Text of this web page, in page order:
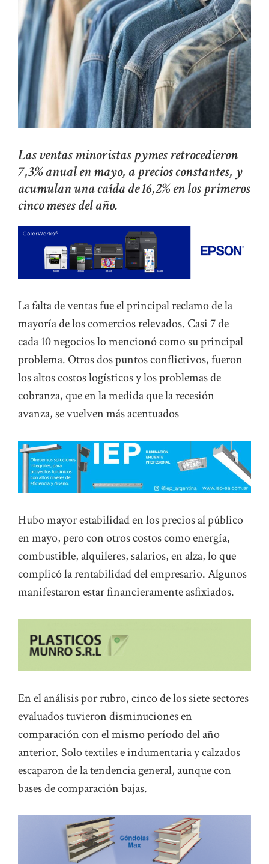
Las ventas minoristas pymes retrocedieron
7,3% anual en mayo, a precios constantes, y
acumulan una caída de 16,2% en los primeros
cinco meses del año.
La falta de ventas fue el principal reclamo de la
mayoría de los comercios relevados. Casi 7 de
cada 10 negocios lo mencionó como su principal
problema. Otros dos puntos conflictivos, fueron
los altos costos logísticos y los problemas de
cobranza, que en la medida que la recesión
avanza, se vuelven más acentuados
Hubo mayor estabilidad en los precios al público
en mayo, pero con otros costos como energía,
combustible, alquileres, salarios, en alza, lo que
complicó la rentabilidad del empresario. Algunos
manifestaron estar financieramente asfixiados.
En el análisis por rubro, cinco de los siete sectores
evaluados tuvieron disminuciones en
comparación con el mismo período del año
anterior. Solo textiles e indumentaria y calzados
escaparon de la tendencia general, aunque con
bases de comparación bajas.